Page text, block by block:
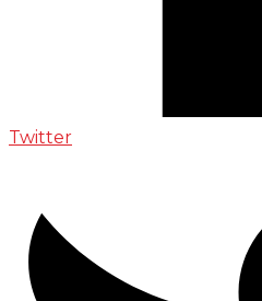
Twitter